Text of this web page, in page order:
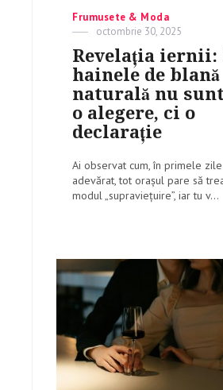
Categories
Frumusete & Moda
Posted
octombrie 30, 2025
Revelația iernii:
hainele de blană
naturală nu
o alegere, ci o
declarație
Ai observat cum, în primele
adevărat, tot orașul pare să
modul „supraviețuire”, iar tu v...